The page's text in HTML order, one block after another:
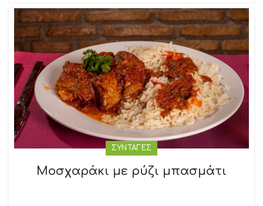
ΣΥΝΤΑΓΕΣ
Μοσχαράκι με ρύζι μπασμάτι